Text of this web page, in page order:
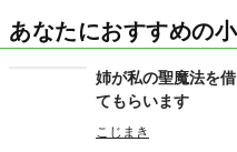
あなたにおすすめの
姉が私の聖魔法を
てもらいます
こじまき